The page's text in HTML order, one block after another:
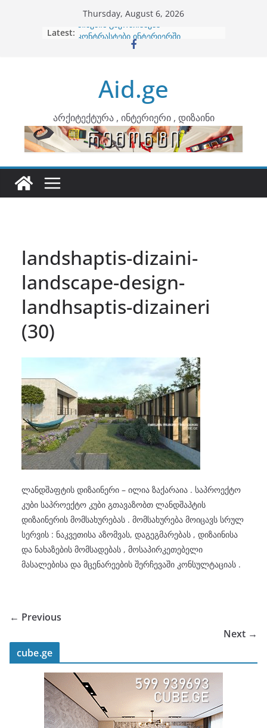
Thursday, August 6, 2026
Latest: ბინების გაერთიანება
კონტრასტები ინტერიერში
ინტერიერის დიზიანი
არტემიდი წარმოგიდგენთ
Aid.ge
არქიტექტურა , ინტერიერი , დიზაინი
landshaptis-dizaini-
landscape-design-
landhsaptis-dizaineri
(30)
ლანდშაფტის დიზაინერი – ილია ზაქარაია . საპროექტო
კუბი საპროექტო კუბი გთავაზობთ ლანდშაპტის
დიზაინერის მომსახურებას . მომსახურება მოიცავს სრულ
სერვის : ნაკვეთისა აზომვას, დაგეგმარებას , დიზაინისა
და ნახაზების მომსადებას , მოსაპირკეთებელი
მასალებისა და მცენარეების შერჩევაში კონსულტაციას .
← Previous
Next →
cube.ge